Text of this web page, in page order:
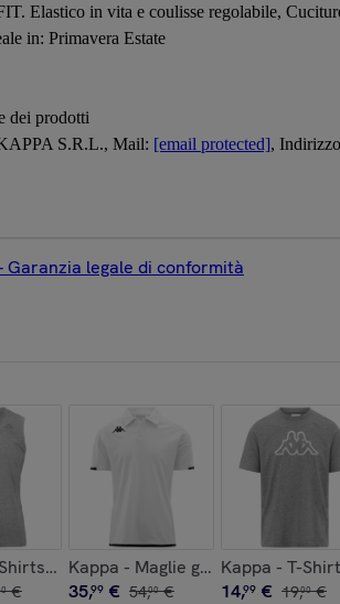
Elastico in vita e coulisse regolabile,
in: Primavera Estate
dei prodotti
S.R.L., Mail: [email protected],
Garanzia legale di conformità
- Logo Furi
& Top Uomo Grigio - Logo Korpo
€
Kappa - Maglie gioco Uomo Grigio
35,99 € 54,00 €
Kappa - T-
14,99 € 19,00 €